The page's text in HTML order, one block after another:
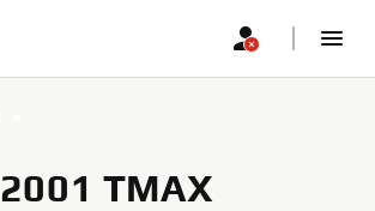
2001 TMAX